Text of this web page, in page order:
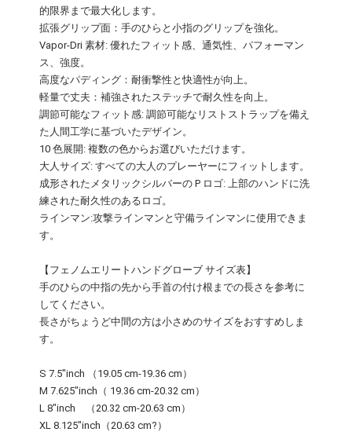
的限界まで最大化します。
拡張グリップ面：手のひらと小指のグリップを強化。
Vapor-Dri 素材: 優れたフィット感、通気性、パフォーマン
ス、強度。
高度なパディング：耐衝撃性と快適性が向上。
軽量で丈夫：補強されたステッチで耐久性を向上。
調節可能なフィット感: 調節可能なリストストラップを備え
た人間工学に基づいたデザイン。
10 色展開: 複数の色からお選びいただけます。
大人サイズ: すべての大人のプレーヤーにフィットします。
成形されたメタリックシルバーの P ロゴ: 上部のハンドに洗
練された耐久性のあるロゴ。
ラインマン:攻撃ラインマンと守備ラインマンに使用できま
す。
【フェノムエリートハンドグローブ サイズ表】
手のひらの中指の先から手首の付け根までの長さを参考に
してください。
長さがちょうど中間の方は小さめのサイズをおすすめしま
す。
S 7.5"inch （19.05 cm-19.36 cm）
M 7.625"inch（ 19.36 cm-20.32 cm）
L 8"inch （20.32 cm-20.63 cm）
XL 8.125"inch（20.63 cm?）